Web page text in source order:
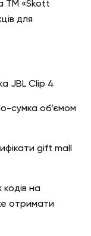
ТМ «Skott
для
JBL Clip 4
сумка об’ємом
gift mall
на
отримати